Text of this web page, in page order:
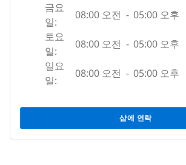
금요
일:
08:00 오전 - 05:00 오후
토요
일:
08:00 오전 - 05:00 오후
일요
일:
08:00 오전 - 05:00 오후
샵에 연락